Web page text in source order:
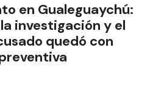
en Gualeguaychú:
investigación y el
quedó con